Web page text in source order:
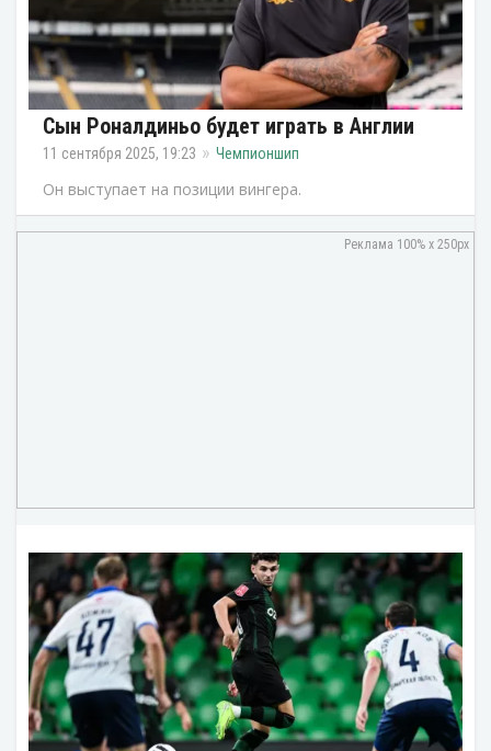
Сын Роналдиньо будет играть в Англии
11 сентября 2025, 19:23 Чемпионшип
Он выступает на позиции вингера.